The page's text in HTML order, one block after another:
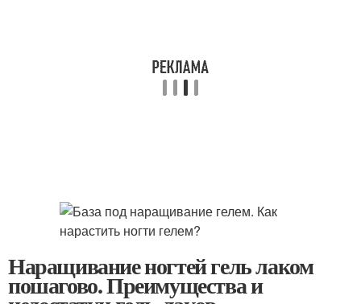
Наращивание ногтей гель лаком
пошагово. Преимущества и